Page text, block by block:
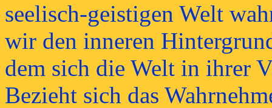
seelisch-geistigen Welt
wir den inneren
dem sich die Welt in ihrer
Bezieht sich das